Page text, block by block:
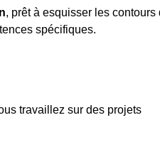
, prêt à esquisser les contours
spécifiques.
travaillez sur des projets